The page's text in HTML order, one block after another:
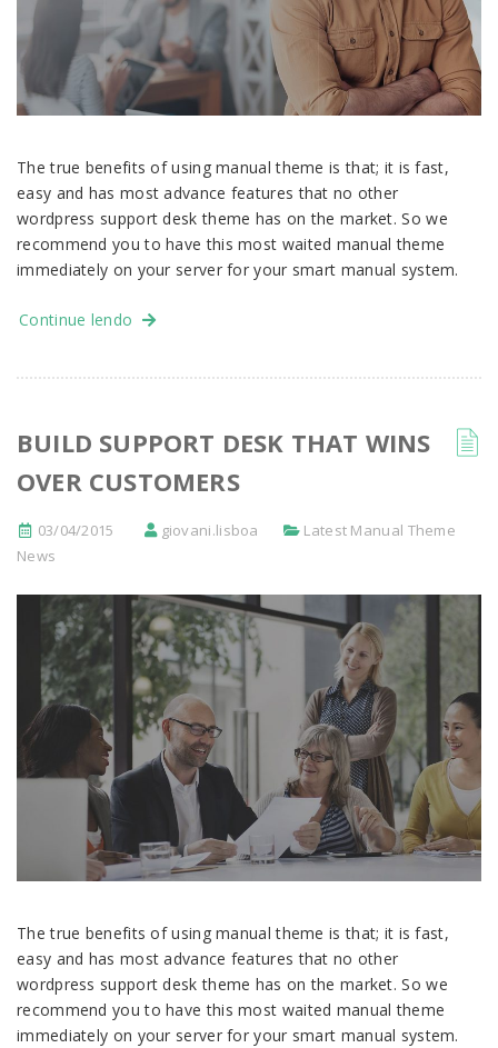
The true benefits of using manual theme is that; it is fast,
easy and has most advance features that no other
wordpress support desk theme has on the market. So we
recommend you to have this most waited manual theme
immediately on your server for your smart manual system.
Continue lendo
BUILD SUPPORT DESK THAT WINS
OVER CUSTOMERS
03/04/2015 giovani.lisboa
Latest Manual Theme
News
The true benefits of using manual theme is that; it is fast,
easy and has most advance features that no other
wordpress support desk theme has on the market. So we
recommend you to have this most waited manual theme
immediately on your server for your smart manual system.